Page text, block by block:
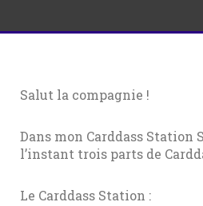
Salut la compagnie !
Dans mon Carddass Station
l’instant trois parts de
Le Carddass Station :